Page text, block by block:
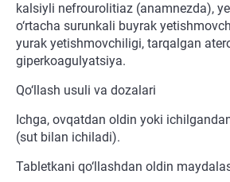
kalsiyli nefrourolitiaz (anamnezda),
o‘rtacha surunkali buyrak
yurak yetishmovchiligi, tarqalgan
giperkoagulyatsiya.
Qo‘llash usuli va dozalari
Ichga, ovqatdan oldin yoki
(sut bilan ichiladi).
Tabletkani qo‘llashdan oldin